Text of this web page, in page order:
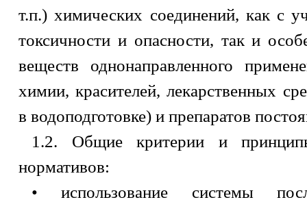
т.п.) химических соединений, как с
токсичности и опасности, так и
веществ однонаправленного
химии, красителей, лекарственных
в водоподготовке) и препаратов
1.2. Общие критерии и принципы
нормативов:
• использование системы